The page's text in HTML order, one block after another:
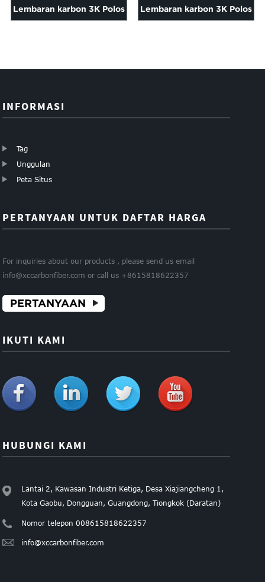
Lembaran karbon 3K Polos Lembaran karbon 3K Polos
INFORMASI
Tag
Unggulan
Peta Situs
PERTANYAAN UNTUK DAFTAR HARGA
For inquiries about our products , please send us email
info@xccarbonfiber.com or call us +8615818622357
PERTANYAAN
IKUTI KAMI
HUBUNGI KAMI
Lantai 2, Kawasan Industri Ketiga, Desa Xiajiangcheng 1,
Kota Gaobu, Dongguan, Guangdong, Tiongkok (Daratan)
Nomor telepon 008615818622357
info@xccarbonfiber.com